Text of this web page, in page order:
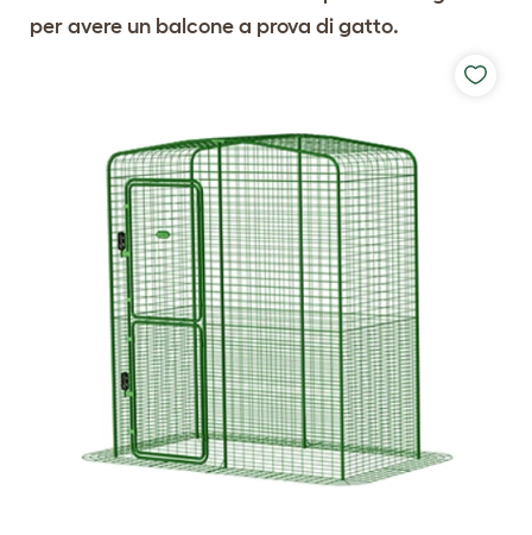
per avere un balcone a prova di gatto.